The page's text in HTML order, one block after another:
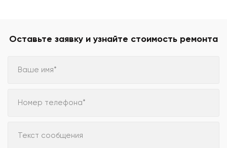
Оставьте заявку и узнайте стоимость ремонта
Ваше имя*
Номер телефона*
Текст сообщения